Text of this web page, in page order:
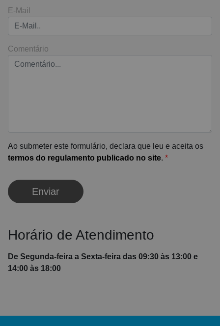
E-Mail
Comentário
Ao submeter este formulário, declara que leu e aceita os
termos do regulamento publicado no site. *
Enviar
Horário de Atendimento
De Segunda-feira a Sexta-feira das 09:30 às 13:00 e
14:00 às 18:00